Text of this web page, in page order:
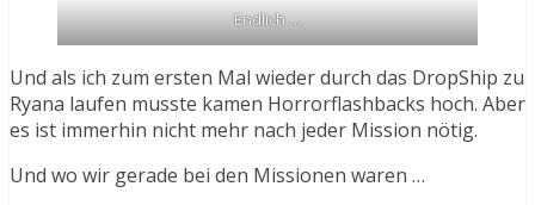
Endlich …
Und als ich zum ersten Mal wieder durch das DropShip zu
Ryana laufen musste kamen Horrorflashbacks hoch. Aber
es ist immerhin nicht mehr nach jeder Mission nötig.
Und wo wir gerade bei den Missionen waren …